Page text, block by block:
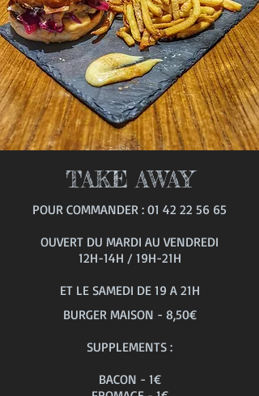
TAKE AWAY
POUR COMMANDER : 01 42 22 56 65
OUVERT DU MARDI AU VENDREDI
12H-14H / 19H-21H
ET LE SAMEDI DE 19 A 21H
BURGER MAISON - 8,50€
SUPPLEMENTS :
BACON - 1€